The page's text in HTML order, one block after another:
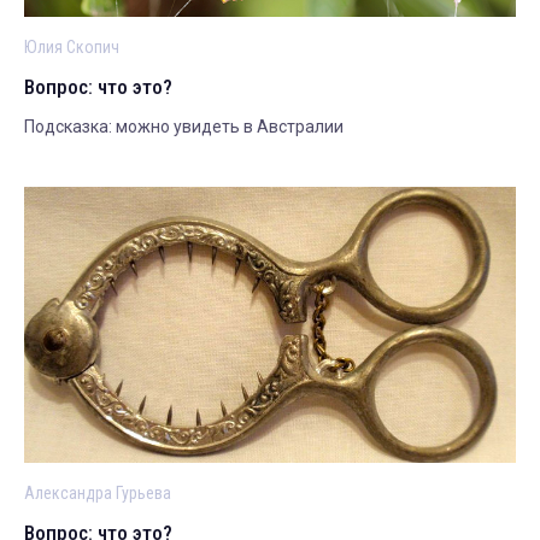
Юлия Скопич
Вопрос: что это?
Подсказка: можно увидеть в Австралии
Александра Гурьева
Вопрос: что это?